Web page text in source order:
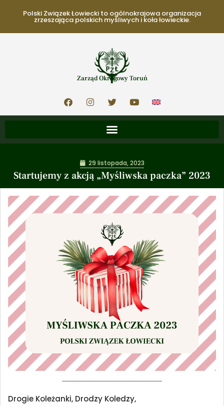
Polski Związek Łowiecki to ogólnokrajowa organizacja
zrzeszająca polskich myśliwych i koła łowieckie.
Zarząd Okręgowy Toruń
Startujemy z akcją „Myśliwska paczka” 2023
29 listopada, 2023
Drogie Koleżanki, Drodzy Koledzy,